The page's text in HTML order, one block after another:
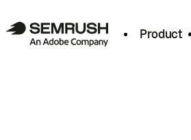
Product